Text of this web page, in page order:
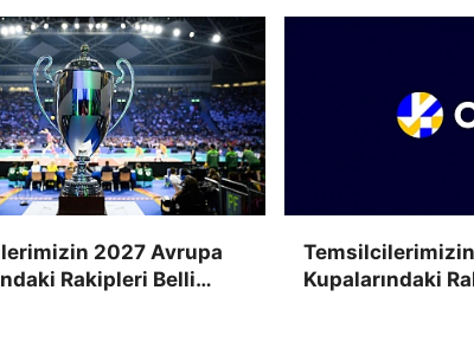
2027 Avrupa
Rakipleri Belli
Kupalarındaki